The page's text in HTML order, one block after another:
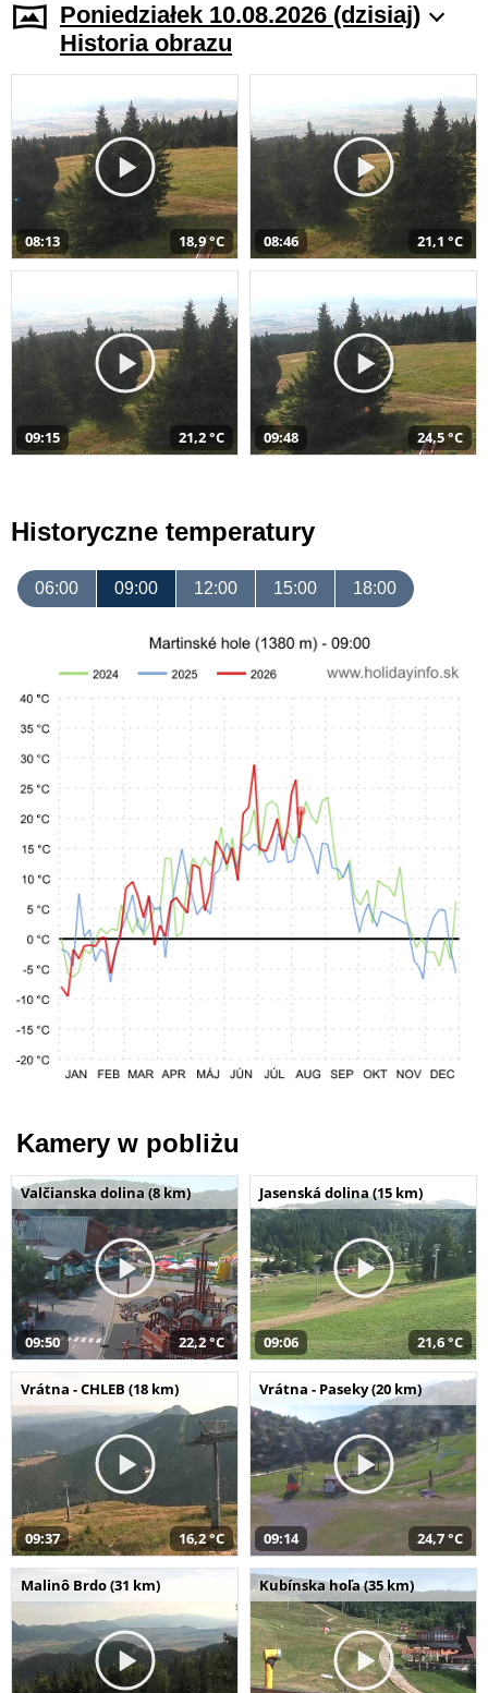
Poniedziałek 10.08.2026 (dzisiaj)
Historia obrazu
08:13 18,9 °C 08:46 21,1 °C
09:15 21,2 °C 09:48 24,5 °C
Historyczne temperatury
06:00 09:00 12:00 15:00 18:00
Kamery w pobliżu
Valčianska dolina (8 km)
09:50 22,2 °C
Jasenská dolina (15 km)
09:06 21,6 °C
Vrátna - CHLEB (18 km)
09:37 16,2 °C
Vrátna - Paseky (20 km)
09:14 24,7 °C
Malinô Brdo (31 km) Kubínska hoľa (35 km)